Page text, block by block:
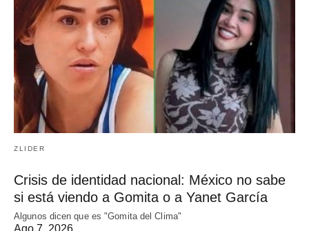
ZLIDER
Crisis de identidad nacional: México no sabe
si está viendo a Gomita o a Yanet García
Algunos dicen que es "Gomita del Clima"